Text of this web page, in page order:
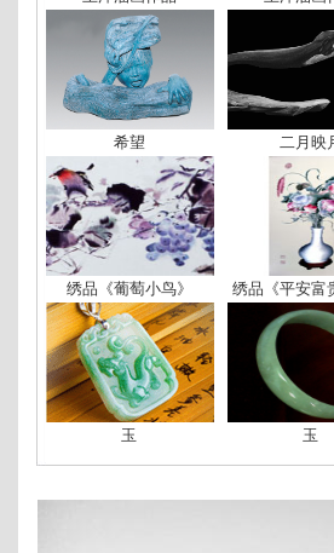
希望 二月映
绣品《葡萄小鸟》 绣品《平安富
玉 玉